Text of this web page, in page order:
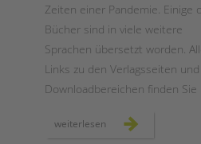
Zeiten einer Pandemie. Einige
Bücher sind in viele weitere
Sprachen übersetzt worden.
Links zu den Verlagsseiten und
Downloadbereichen finden Sie
weiterlesen kostenlose
bücher/ebooks